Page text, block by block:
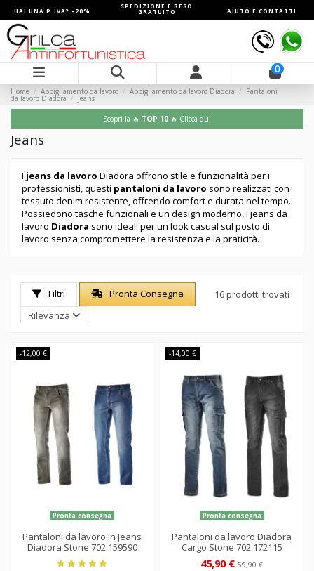
HAI UNA P.IVA? -20%
SPEDIZIONE E RESO
GRATUITO AIUTO E CONTATTI
0
Home Abbigliamento da lavoro Abbigliamento da lavoro Diadora Pantaloni
da lavoro Diadora Jeans
Scopri la 🔥 TOP 10 🔥 Clicca qui
Jeans
I jeans da lavoro Diadora offrono stile e funzionalità per i
professionisti, questi pantaloni da lavoro sono realizzati con
tessuto denim resistente, offrendo comfort e durata nel tempo.
Possiedono tasche funzionali e un design moderno, i jeans da
lavoro Diadora sono ideali per un look casual sul posto di
lavoro senza compromettere la resistenza e la praticità.
Filtri Pronta Consegna
16 prodotti trovati
Rilevanza
-12,00 €
Pronta consegna
Pantaloni da lavoro in Jeans
Diadora Stone 702.159590
-14,00 €
Pronta consegna
Pantaloni da lavoro Diadora
Cargo Stone 702.172115
45,90 €59,90 €